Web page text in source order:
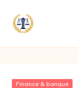
Posted
Finance & banque